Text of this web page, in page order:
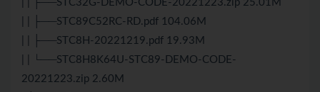
| | ├──STC32G-DEMO-CODE-20221223.zip 25.01M
| | ├──STC89C52RC-RD.pdf 104.06M
| | ├──STC8H-20221219.pdf 19.93M
| | └──STC8H8K64U-STC89-DEMO-CODE-
20221223.zip 2.60M